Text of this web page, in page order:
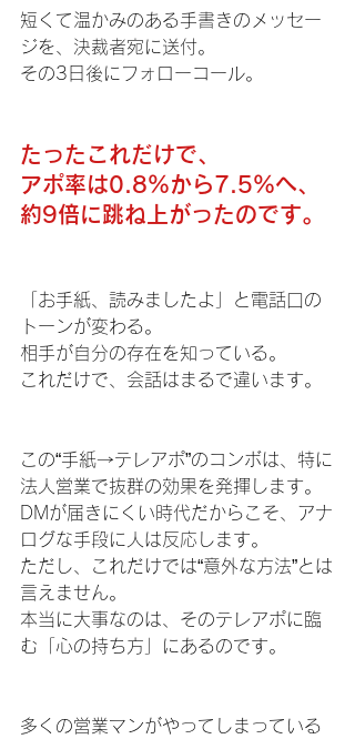
短くて温かみのある手書きのメッセー
ジを、決裁者宛に送付。
その3日後にフォローコール。
たったこれだけで、
アポ率は0.8％から7.5％へ、
約9倍に跳ね上がったのです。
「お手紙、読みましたよ」と電話口の
トーンが変わる。
相手が自分の存在を知っている。
これだけで、会話はまるで違います。
この“手紙→テレアポ”のコンボは、特に
法人営業で抜群の効果を発揮します。
DMが届きにくい時代だからこそ、アナ
ログな手段に人は反応します。
ただし、これだけでは“意外な方法”とは
言えません。
本当に大事なのは、そのテレアポに臨
む「心の持ち方」にあるのです。
多くの営業マンがやってしまっている